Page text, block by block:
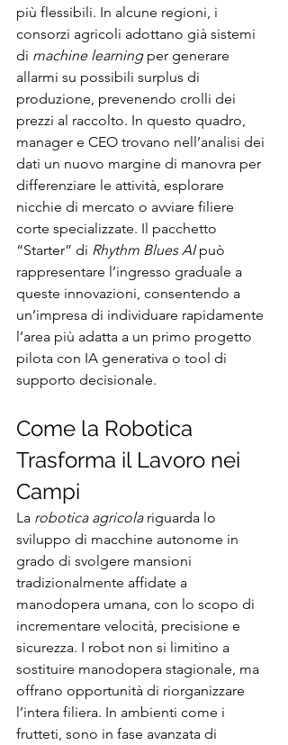
più flessibili. In alcune regioni, i
consorzi agricoli adottano già sistemi
di machine learning per generare
allarmi su possibili surplus di
produzione, prevenendo crolli dei
prezzi al raccolto. In questo quadro,
manager e CEO trovano nell’analisi dei
dati un nuovo margine di manovra per
differenziare le attività, esplorare
nicchie di mercato o avviare filiere
corte specializzate. Il pacchetto
“Starter” di Rhythm Blues AI può
rappresentare l’ingresso graduale a
queste innovazioni, consentendo a
un’impresa di individuare rapidamente
l’area più adatta a un primo progetto
pilota con IA generativa o tool di
supporto decisionale.
Come la Robotica
Trasforma il Lavoro nei
Campi
La robotica agricola riguarda lo
sviluppo di macchine autonome in
grado di svolgere mansioni
tradizionalmente affidate a
manodopera umana, con lo scopo di
incrementare velocità, precisione e
sicurezza. I robot non si limitino a
sostituire manodopera stagionale, ma
offrano opportunità di riorganizzare
l’intera filiera. In ambienti come i
frutteti, sono in fase avanzata di